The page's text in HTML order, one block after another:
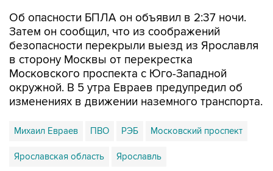
Об опасности БПЛА он объявил в 2:37 ночи.
Затем он сообщил, что из соображений
безопасности перекрыли выезд из Ярославля
в сторону Москвы от перекрестка
Московского проспекта с Юго-Западной
окружной. В 5 утра Евраев предупредил об
изменениях в движении наземного транспорта.
Михаил Евраев ПВО РЭБ Московский проспект
Ярославская область Ярославль